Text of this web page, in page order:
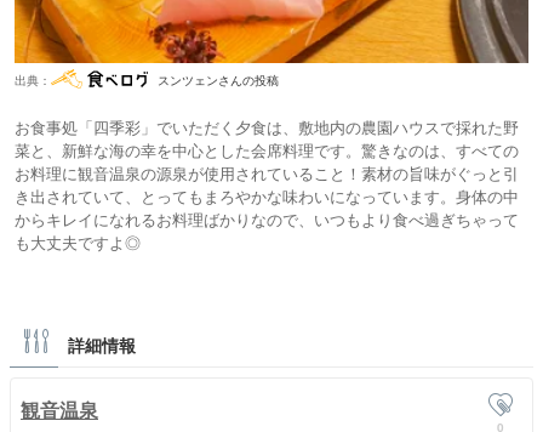
出典： スンツェンさんの投稿
お食事処「四季彩」でいただく夕食は、敷地内の農園ハウスで採れた野
菜と、新鮮な海の幸を中心とした会席料理です。驚きなのは、すべての
お料理に観音温泉の源泉が使用されていること！素材の旨味がぐっと引
き出されていて、とってもまろやかな味わいになっています。身体の中
からキレイになれるお料理ばかりなので、いつもより食べ過ぎちゃって
も大丈夫ですよ◎
詳細情報
観音温泉
0